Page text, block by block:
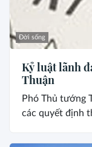
Đời sống
Kỷ luật lãnh
Thuận
Phó Thủ tướng
các quyết định